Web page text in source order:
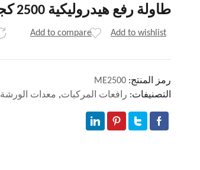
طاولة رفع هيدروليكية 2500 كجم
Add to wishlist
Add to compare
رمز المنتج: ME2500
التصنيفات: رافعات المركبات, معدات الورشة